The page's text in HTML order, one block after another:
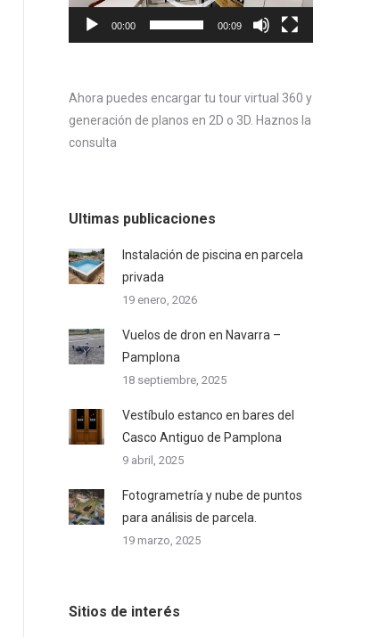
00:00 00:09
Ahora puedes encargar tu tour virtual 360 y
generación de planos en 2D o 3D. Haznos la
consulta
Ultimas publicaciones
Instalación de piscina en parcela
privada
19 enero, 2026
Vuelos de dron en Navarra –
Pamplona
18 septiembre, 2025
Vestíbulo estanco en bares del
Casco Antiguo de Pamplona
9 abril, 2025
Fotogrametría y nube de puntos
para análisis de parcela.
19 marzo, 2025
Sitios de interés